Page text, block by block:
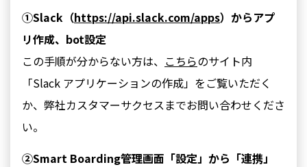
①Slack（https://api.slack.com/apps）からアプ
リ作成、bot設定
この手順が分からない方は、 こちらのサイト内
「Slack アプリケーションの作成」をご覧いただく
か、弊社カスタマーサクセスまでお問い合わせくださ
い。
②Smart Boarding管理画面「設定」から「連携」